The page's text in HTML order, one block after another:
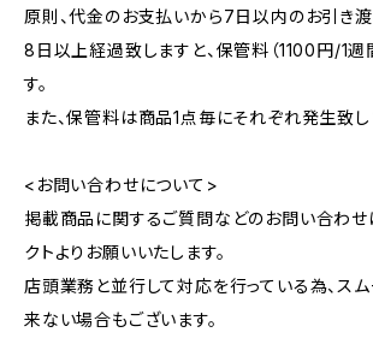
原則、代金のお支払いから7日以内のお引き渡
8日以上経過致しますと、保管料（1100円/1週
す。
また、保管料は商品1点毎にそれぞれ発生致し
<お問い合わせについて>
掲載商品に関するご質問などのお問い合わせ
クトよりお願いいたします。
店頭業務と並行して対応を行っている為、ス
来ない場合もございます。